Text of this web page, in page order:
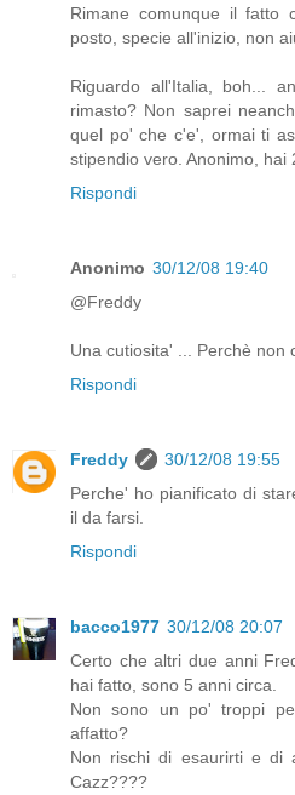
Rimane comunque il fatto
posto, specie all'inizio, non
Riguardo all'Italia, boh...
rimasto? Non saprei
quel po' che c'e', ormai ti
stipendio vero. Anonimo, hai
Rispondi
Anonimo 30/12/08 19:40
@Freddy
Una cutiosita' ... Perchè non
Rispondi
Freddy
30/12/08 19:55
Perche' ho pianificato di
il da farsi.
Rispondi
bacco1977 30/12/08 20:07
Certo che altri due anni
hai fatto, sono 5 anni circa.
Non sono un po' troppi
affatto?
Non rischi di esaurirti e di
Cazz????